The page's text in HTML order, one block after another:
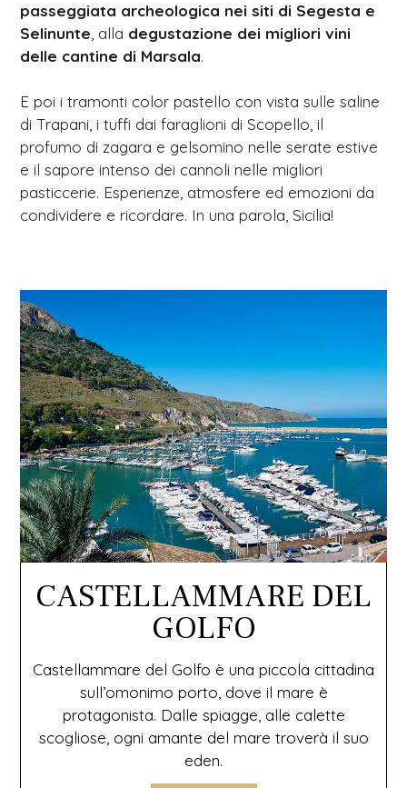
passeggiata archeologica nei siti di Segesta e
Selinunte , alla degustazione dei migliori vini
delle cantine di Marsala.
E poi i tramonti color pastello con vista sulle saline
di Trapani, i tuffi dai faraglioni di Scopello, il
profumo di zagara e gelsomino nelle serate estive
e il sapore intenso dei cannoli nelle migliori
pasticcerie. Esperienze, atmosfere ed emozioni da
condividere e ricordare. In una parola, Sicilia!
CASTELLAMMARE DEL
GOLFO
Castellammare del Golfo è una piccola cittadina
sull’omonimo porto, dove il mare è
protagonista. Dalle spiagge, alle calette
scogliose, ogni amante del mare troverà il suo
eden.